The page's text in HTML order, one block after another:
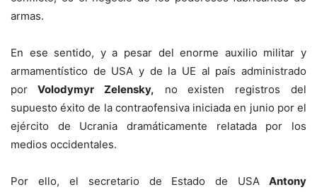
armas.
En ese sentido, y a pesar del enorme auxilio militar y
armamentístico de USA y de la UE al país administrado
por Volodymyr Zelensky, no existen registros del
supuesto éxito de la contraofensiva iniciada en junio por el
ejército de Ucrania dramáticamente relatada por los
medios occidentales.
Por ello, el secretario de Estado de USA Antony